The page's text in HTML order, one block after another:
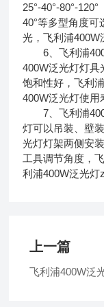
25°-40°-80°-
40°等多型角度
光，飞利浦400W
6、飞利浦
400W泛光灯灯具
饱和性好，飞利
400W泛光灯使用
7、飞利浦
灯可以吊装、壁
光灯灯架两侧安
工具调节角度，
利浦400W泛光灯
上一篇
飞利浦400W泛